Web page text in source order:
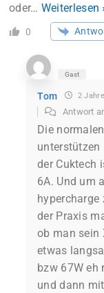
oder… Weiterlesen
0
Gast
Tom 2
Antwort
Die
unterstützen
der Cuktech
6A. Und um
hypercharge
der Praxis
ob man sein
etwas
bzw 67W eh
und dann